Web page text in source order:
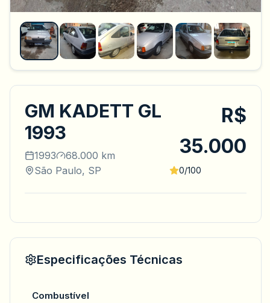
GM KADETT GL
1993
1993
68.000 km
São Paulo, SP
R$
35.000
0/100
Especificações Técnicas
Combustível